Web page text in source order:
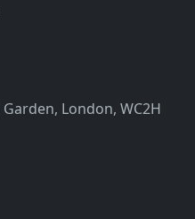
London, WC2H